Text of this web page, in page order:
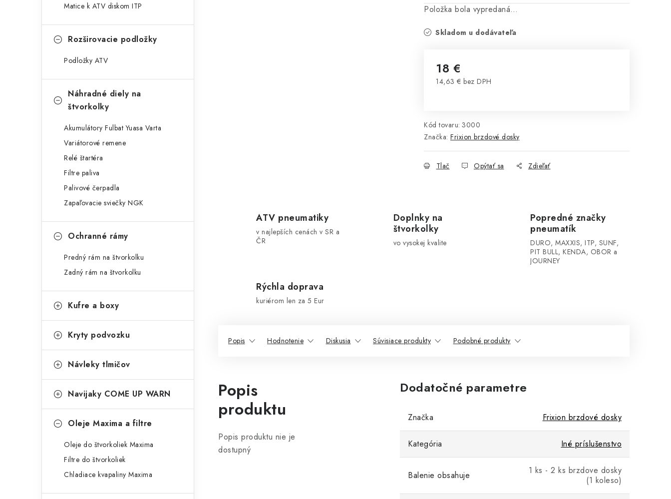
Matice k ATV diskom ITP
Rozširovacie podložky
Podložky ATV
Náhradné diely na
štvorkolky
Akumulátory Fulbat Yuasa Varta
Variátorové remene
Relé štartéra
Filtre paliva
Palivové čerpadla
Zapaľovacie sviečky NGK
Ochranné rámy
Predný rám na štvorkolku
Zadný rám na štvorkolku
Kufre a boxy
Kryty podvozku
Návleky tlmičov
Navijaky COME UP WARN
Oleje Maxima a filtre
Oleje do štvorkoliek Maxima
Filtre do štvorkoliek
Chladiace kvapaliny Maxima
Položka bola vypredaná…
Skladom u dodávateľa
18 €
14,63 € bez DPH
Kód tovaru: 3000
Značka: Frixion brzdové dosky
Tlač Opýtať sa Zdieľať
ATV pneumatiky
v najlepších cenách v SR a
ČR
Doplnky na
štvorkolky
vo vysokej kvalite
Popredné značky
pneumatík
DURO, MAXXIS, ITP, SUNF,
PIT BULL, KENDA, OBOR a
JOURNEY
Rýchla doprava
kuriérom len za 5 Eur
Popis Hodnotenie Diskusia Súvisiace produkty Podobné produkty
Popis
produktu
Popis produktu nie je
dostupný
Dodatočné parametre
Značka Frixion brzdové dosky
Kategória Iné príslušenstvo
Balenie obsahuje
1 ks - 2 ks brzdove dosky
(1 koleso)